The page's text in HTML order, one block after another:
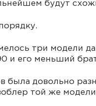
будут
три модели
и его меньший
была довольно
той же